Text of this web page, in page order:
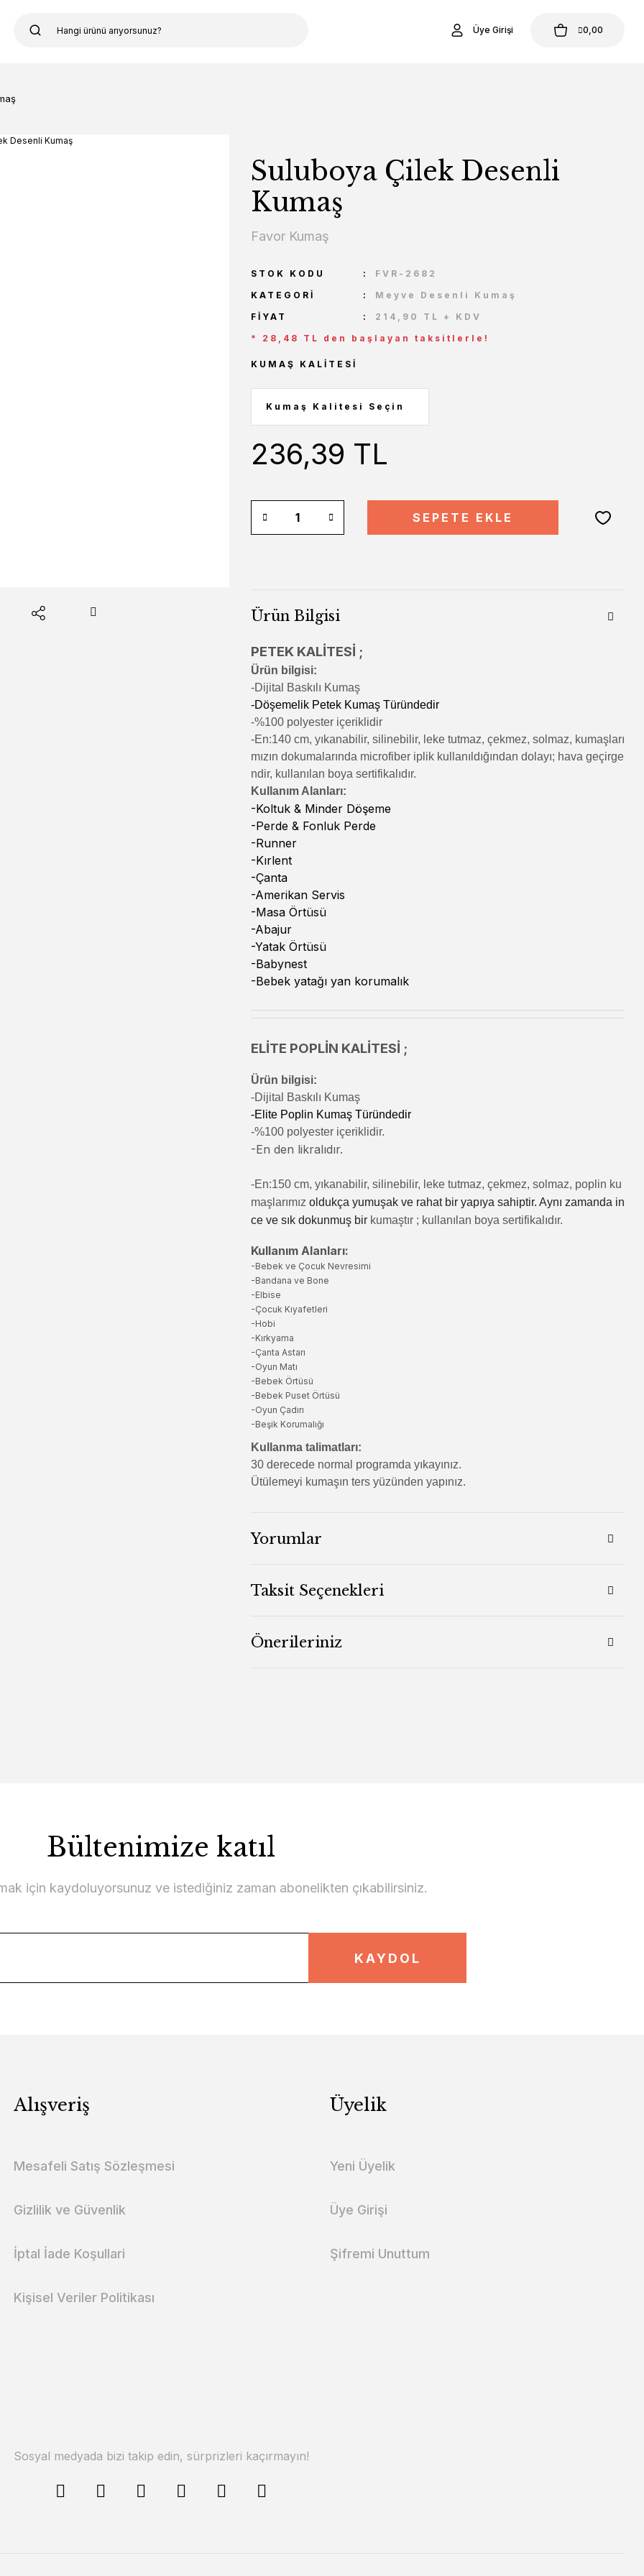
Üye Girişi 0,00
Suluboya Çilek Desenli
Kumaş
Favor Kumaş
STOK KODU
FVR-2682
KATEGORI
Meyve Desenli Kumaş
FIYAT
214,90 TL + KDV
* 28,48 TL den başlayan taksitlerle!
KUMAŞ KALITESI
236,39 TL
SEPETE EKLE
Ürün Bilgisi
PETEK KALİTESİ ;
Ürün bilgisi:
-Dijital Baskılı Kumaş
-Döşemelik Petek Kumaş Türündedir
-%100 polyester içeriklidir
-En:140 cm, yıkanabilir, silinebilir, leke tutmaz, çekmez, solmaz, kumaşları
mızın dokumalarında microfiber iplik kullanıldığından dolayı; hava geçirge
ndir, kullanılan boya sertifikalıdır.
Kullanım Alanları:
-Koltuk & Minder Döşeme
-Perde & Fonluk Perde
-Runner
-Kırlent
-Çanta
-Amerikan Servis
-Masa Örtüsü
-Abajur
-Yatak Örtüsü
-Babynest
-Bebek yatağı yan korumalık
ELİTE POPLİN KALİTESİ ;
Ürün bilgisi:
-Dijital Baskılı Kumaş
-Elite Poplin Kumaş Türündedir
-%100 polyester içeriklidir.
-En den likralıdır.
-En:150 cm, yıkanabilir, silinebilir, leke tutmaz, çekmez, solmaz, poplin ku
maşlarımız oldukça yumuşak ve rahat bir yapıya sahiptir. Aynı zamanda in
ce ve sık dokunmuş bir kumaştır ; kullanılan boya sertifikalıdır.
Kullanım Alanları:
-Bebek ve Çocuk Nevresimi
-Bandana ve Bone
-Elbise
-Çocuk Kıyafetleri
-Hobi
-Kırkyama
-Çanta Astarı
-Oyun Matı
-Bebek Örtüsü
-Bebek Puset Örtüsü
-Oyun Çadırı
-Beşik Korumalığı
Kullanma talimatları:
30 derecede normal programda yıkayınız.
Ütülemeyi kumaşın ters yüzünden yapınız.
Yorumlar
Taksit Seçenekleri
Önerileriniz
Bültenimize katıl
için kaydoluyorsunuz ve istediğiniz zaman abonelikten çıkabilirsiniz.
KAYDOL
Alışveriş
Mesafeli Satış Sözleşmesi
Gizlilik ve Güvenlik
İptal İade Koşullari
Kişisel Veriler Politikası
Üyelik
Yeni Üyelik
Üye Girişi
Şifremi Unuttum
Sosyal medyada bizi takip edin, sürprizleri kaçırmayın!